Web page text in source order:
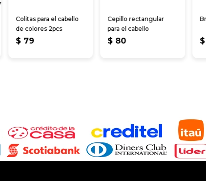
Colitas para el cabello
de colores 2pcs
$ 79
Cepillo rectangular
para el cabello
$ 80 $